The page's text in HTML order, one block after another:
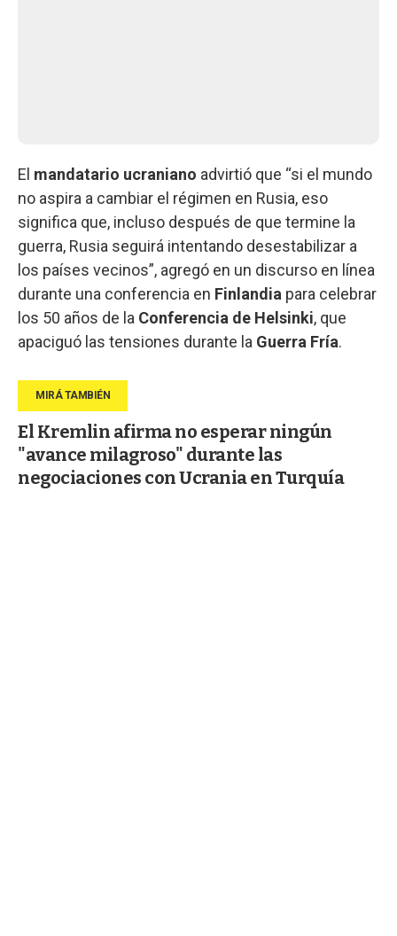
El mandatario ucraniano advirtió que “si el mundo
no aspira a cambiar el régimen en Rusia, eso
significa que, incluso después de que termine la
guerra, Rusia seguirá intentando desestabilizar a
los países vecinos”, agregó en un discurso en línea
durante una conferencia en Finlandia para celebrar
los 50 años de la Conferencia de Helsinki, que
apaciguó las tensiones durante la Guerra Fría.
El Kremlin afirma no esperar ningún
"avance milagroso" durante las
negociaciones con Ucrania en Turquía